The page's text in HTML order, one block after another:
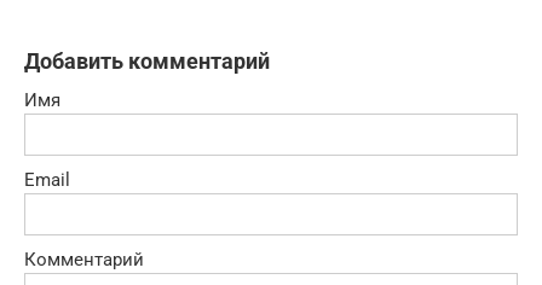
Добавить комментарий
Имя
Email
Комментарий